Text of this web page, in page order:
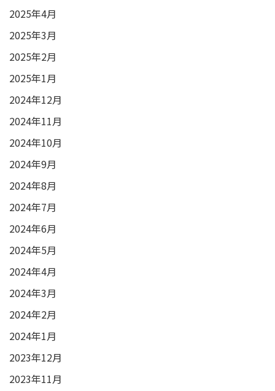
2025年4月
2025年3月
2025年2月
2025年1月
2024年12月
2024年11月
2024年10月
2024年9月
2024年8月
2024年7月
2024年6月
2024年5月
2024年4月
2024年3月
2024年2月
2024年1月
2023年12月
2023年11月